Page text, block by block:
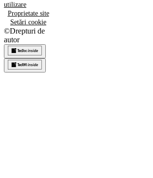
utilizare
Proprietate site
Setări cookie
©Drepturi de
autor